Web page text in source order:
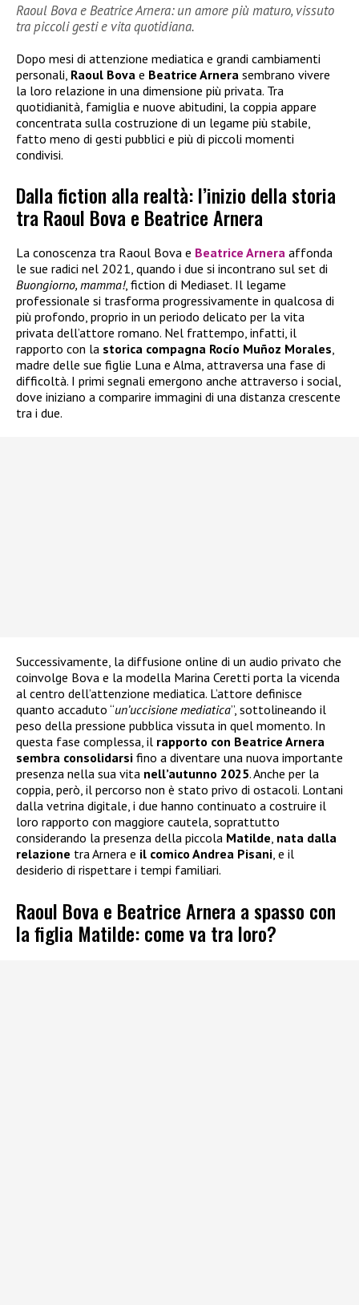
Raoul Bova e Beatrice Arnera: un amore più maturo, vissuto
tra piccoli gesti e vita quotidiana.
Dopo mesi di attenzione mediatica e grandi cambiamenti
personali, Raoul Bova e Beatrice Arnera sembrano vivere
la loro relazione in una dimensione più privata. Tra
quotidianità, famiglia e nuove abitudini, la coppia appare
concentrata sulla costruzione di un legame più stabile,
fatto meno di gesti pubblici e più di piccoli momenti
condivisi.
Dalla fiction alla realtà: l’inizio della storia
tra Raoul Bova e Beatrice Arnera
La conoscenza tra Raoul Bova e Beatrice Arnera affonda
le sue radici nel 2021, quando i due si incontrano sul set di
Buongiorno, mamma!, fiction di Mediaset. Il legame
professionale si trasforma progressivamente in qualcosa di
più profondo, proprio in un periodo delicato per la vita
privata dell’attore romano. Nel frattempo, infatti, il
rapporto con la storica compagna Rocío Muñoz Morales,
madre delle sue figlie Luna e Alma, attraversa una fase di
difficoltà. I primi segnali emergono anche attraverso i social,
dove iniziano a comparire immagini di una distanza crescente
tra i due.
Successivamente, la diffusione online di un audio privato che
coinvolge Bova e la modella Marina Ceretti porta la vicenda
al centro dell’attenzione mediatica. L’attore definisce
quanto accaduto “un’uccisione mediatica”, sottolineando il
peso della pressione pubblica vissuta in quel momento. In
questa fase complessa, il rapporto con Beatrice Arnera
sembra consolidarsi fino a diventare una nuova importante
presenza nella sua vita nell’autunno 2025. Anche per la
coppia, però, il percorso non è stato privo di ostacoli. Lontani
dalla vetrina digitale, i due hanno continuato a costruire il
loro rapporto con maggiore cautela, soprattutto
considerando la presenza della piccola Matilde, nata dalla
relazione tra Arnera e il comico Andrea Pisani, e il
desiderio di rispettare i tempi familiari.
Raoul Bova e Beatrice Arnera a spasso con
la figlia Matilde: come va tra loro?